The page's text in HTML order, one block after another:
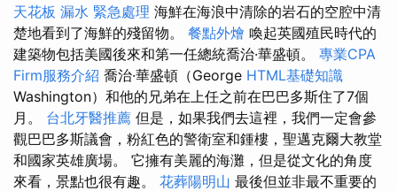
天花板 漏水 緊急處理 海鮮在海浪中清除的岩石的空腔中清
楚地看到了海鮮的殘留物。 餐點外燴 喚起英國殖民時代的
建築物包括美國後來和第一任總統喬治·華盛頓。 專業CPA
Firm服務介紹 喬治·華盛頓（George HTML基礎知識
Washington）和他的兄弟在上任之前在巴巴多斯住了7個
月。 台北牙醫推薦 但是，如果我們去這裡，我們一定會參
觀巴巴多斯議會，粉紅色的警衛室和鍾樓，聖邁克爾大教堂
和國家英雄廣場。 它擁有美麗的海灘，但是從文化的角度
來看，景點也很有趣。 花葬陽明山 最後但並非最不重要的